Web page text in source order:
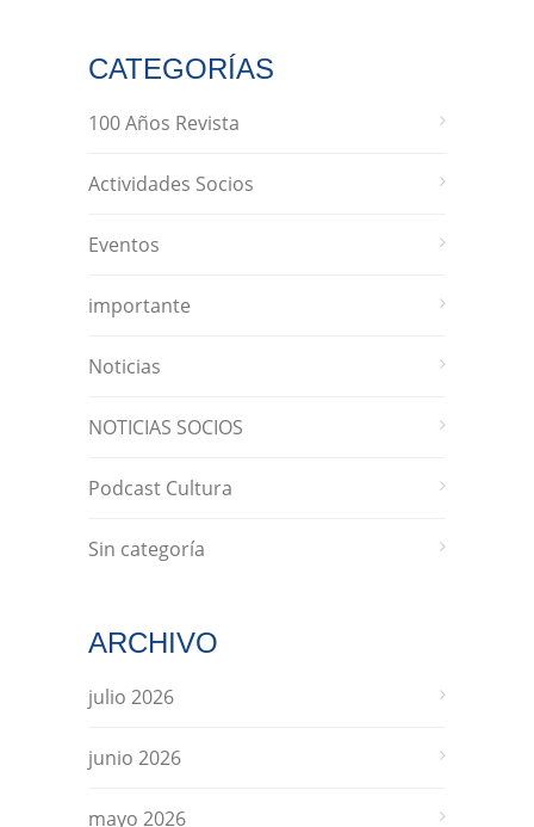
CATEGORÍAS
100 Años Revista
Actividades Socios
Eventos
importante
Noticias
NOTICIAS SOCIOS
Podcast Cultura
Sin categoría
ARCHIVO
julio 2026
junio 2026
mayo 2026